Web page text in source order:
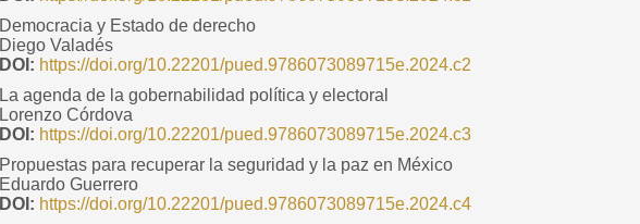
Democracia y Estado de derecho
Diego Valadés
DOI: https://doi.org/10.22201/pued.9786073089715e.2024.c2
La agenda de la gobernabilidad política y electoral
Lorenzo Córdova
DOI: https://doi.org/10.22201/pued.9786073089715e.2024.c3
Propuestas para recuperar la seguridad y la paz en México
Eduardo Guerrero
DOI: https://doi.org/10.22201/pued.9786073089715e.2024.c4